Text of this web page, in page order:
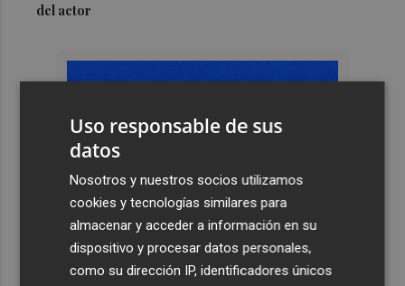
del actor
Uso responsable de sus
datos
Nosotros y nuestros socios utilizamos
cookies y tecnologías similares para
almacenar y acceder a información en su
dispositivo y procesar datos personales,
como su dirección IP, identificadores únicos